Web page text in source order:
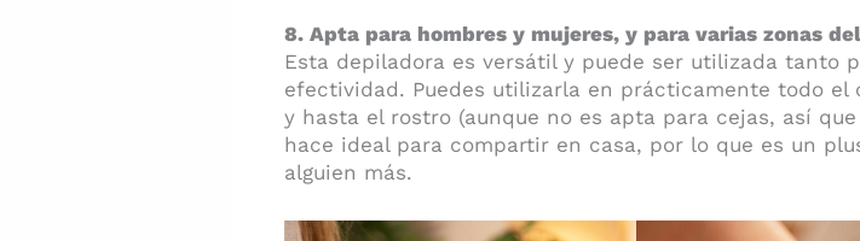
8. Apta para hombres y mujeres, y para varias zonas
Esta depiladora es versátil y puede ser utilizada tanto
efectividad. Puedes utilizarla en prácticamente todo
y hasta el rostro (aunque no es apta para cejas, así
hace ideal para compartir en casa, por lo que es un
alguien más.